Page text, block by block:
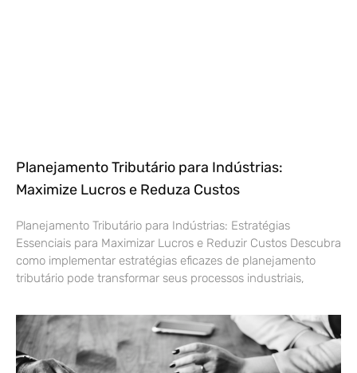
Planejamento Tributário para Indústrias:
Maximize Lucros e Reduza Custos
Planejamento Tributário para Indústrias: Estratégias
Essenciais para Maximizar Lucros e Reduzir Custos Descubra
como implementar estratégias eficazes de planejamento
tributário pode transformar seus processos industriais,